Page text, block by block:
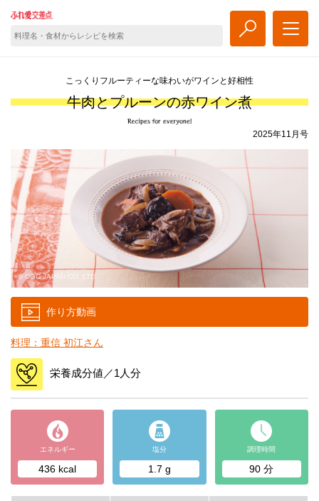
こっくりフルーティーな味わいがワインと好相性
牛肉とプルーンの赤ワイン煮
2025年11月号
作り方動画
© CGC JAPAN CO.,LTD.
料理：重信 初江さん
栄養成分値／1人分
エネルギー
436 kcal
塩分
1.7 g
調理時間
90 分